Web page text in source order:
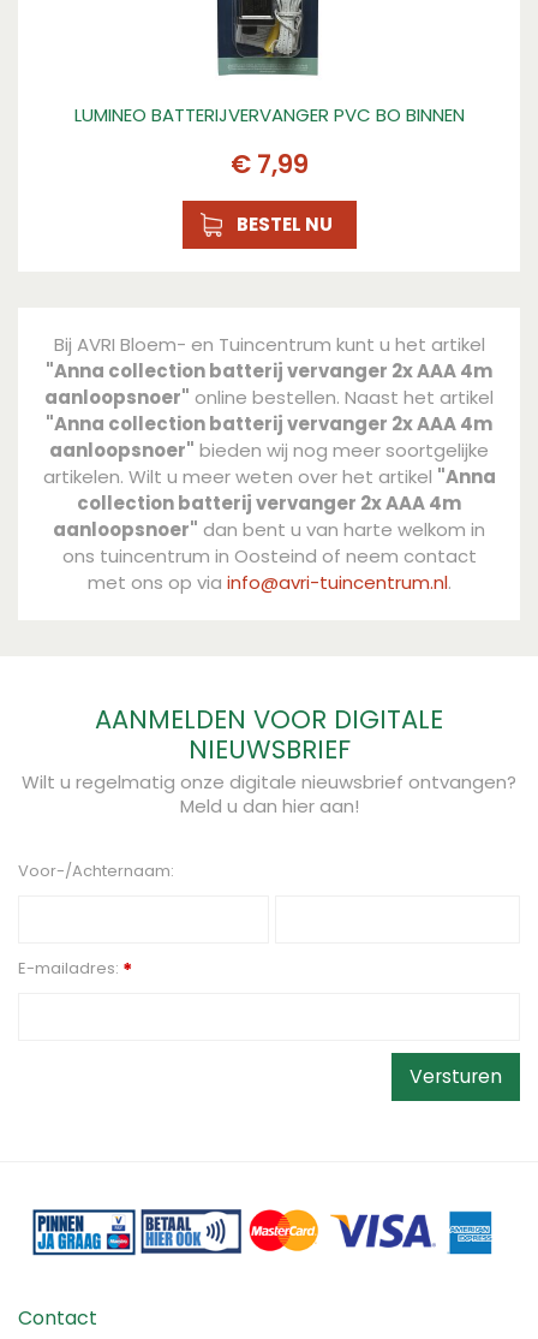
LUMINEO BATTERIJVERVANGER PVC BO BINNEN
€ 7,99
BESTEL NU
Bij AVRI Bloem- en Tuincentrum kunt u het artikel
"Anna collection batterij vervanger 2x AAA 4m
aanloopsnoer" online bestellen. Naast het artikel
"Anna collection batterij vervanger 2x AAA 4m
aanloopsnoer" bieden wij nog meer soortgelijke
artikelen. Wilt u meer weten over het artikel "Anna
collection batterij vervanger 2x AAA 4m
aanloopsnoer" dan bent u van harte welkom in
ons tuincentrum in Oosteind of neem contact
met ons op via info@avri-tuincentrum.nl.
AANMELDEN VOOR DIGITALE
NIEUWSBRIEF
Wilt u regelmatig onze digitale nieuwsbrief ontvangen?
Meld u dan hier aan!
Voor-/Achternaam:
E-mailadres: *
Contact